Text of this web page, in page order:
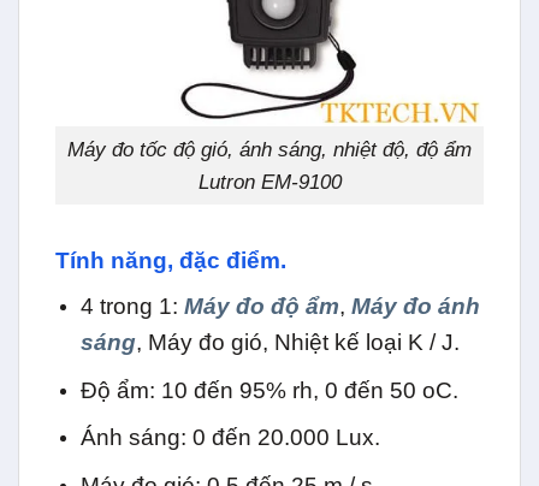
Máy đo tốc độ gió, ánh sáng, nhiệt độ, độ ẩm
Lutron EM-9100
Tính năng, đặc điểm.
4 trong 1: Máy đo độ ẩm, Máy đo ánh
sáng, Máy đo gió, Nhiệt kế loại K / J.
Độ ẩm: 10 đến 95% rh, 0 đến 50 oC.
Ánh sáng: 0 đến 20.000 Lux.